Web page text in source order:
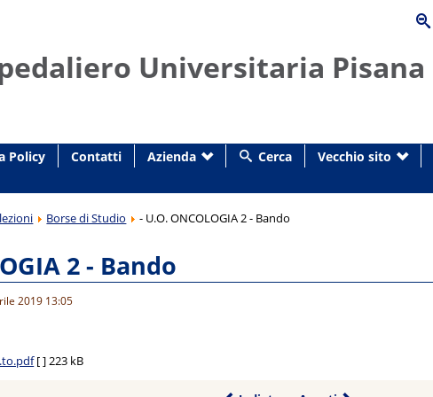
Universitaria Pisana
Policy Contatti Azienda Cerca Vecchio sito
Borse di Studio - U.O. ONCOLOGIA 2 - Bando
2 - Bando
2019 13:05
[ ] 223 kB